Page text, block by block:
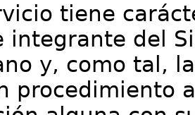
tiene
integrante del
y, como tal,
procedimiento